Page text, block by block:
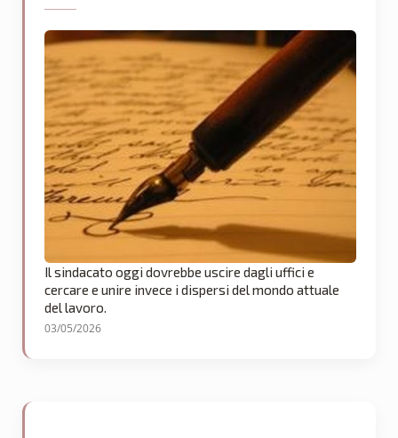
Il sindacato oggi dovrebbe uscire dagli uffici e
cercare e unire invece i dispersi del mondo attuale
del lavoro.
03/05/2026